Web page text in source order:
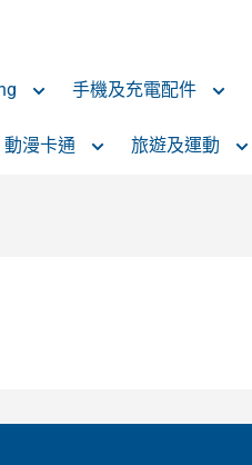
手機及充電配件
動漫卡通 旅遊及運動